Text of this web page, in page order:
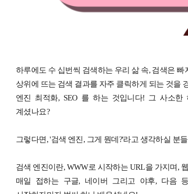
하루에도 수 십번씩 검색하는 우리 삶 속, 검색은
상위에 뜨는 검색 결과를 자주 클릭하게 되는 것을
엔진 최적화, SEO 를 하는 것입니다! 그 사소
계셨나요?
그렇다면, '검색 엔진, 그게 뭔데?'라고 생각하실 분
검색 엔진이란, WWW로 시작하는 URL을 가지며,
매일 접하는 구글, 네이버 그리고 야후, 다음